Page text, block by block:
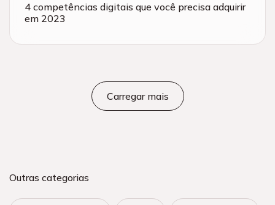
4 competências digitais que você precisa adquirir
em 2023
Carregar mais
Outras categorias